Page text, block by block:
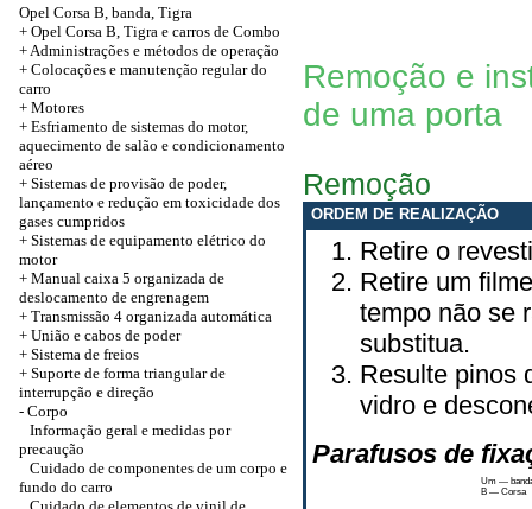
Opel Corsa B, banda, Tigra
+ Opel Corsa B, Tigra e carros de Combo
+ Administrações e métodos de operação
+ Colocações e manutenção regular do
carro
+ Motores
+ Esfriamento de sistemas do motor,
aquecimento de salão e condicionamento
aéreo
+ Sistemas de provisão de poder,
lançamento e redução em toxicidade dos
gases cumpridos
+ Sistemas de equipamento elétrico do
motor
+ Manual caixa 5 organizada de
deslocamento de engrenagem
+ Transmissão 4 organizada automática
+ União e cabos de poder
+ Sistema de freios
+ Suporte de forma triangular de
interrupção e direção
- Corpo
Informação geral e medidas por
precaução
Cuidado de componentes de um corpo e
fundo do carro
Remoção e
de uma porta
Remoção
ORDEM DE REALIZAÇÃO
Retire o
Retire um
tempo não se
substitua.
Resulte pinos
vidro e
Parafusos de
Um —
B — Corsa